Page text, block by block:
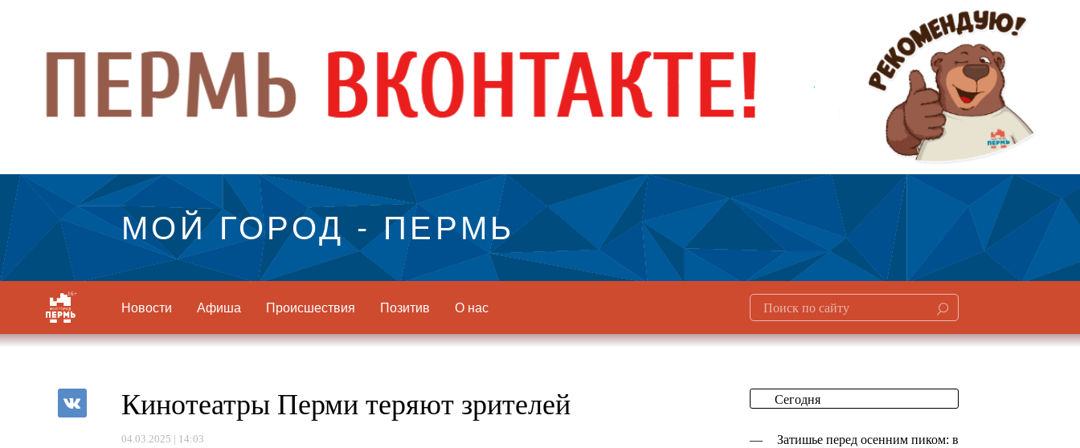
МОЙ ГОРОД - ПЕРМЬ
Новости Афиша Происшествия Позитив О нас
Кинотеатры Перми теряют зрителей
04.03.2025 | 14:03
Сегодня
—
Затишье перед осенним пиком: в